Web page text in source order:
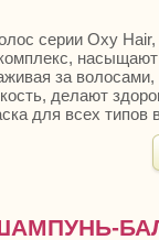
серии Oxy
за
делают
для всех типов